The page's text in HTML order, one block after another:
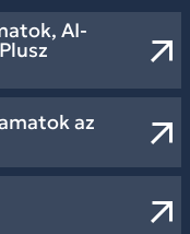
AI-
az